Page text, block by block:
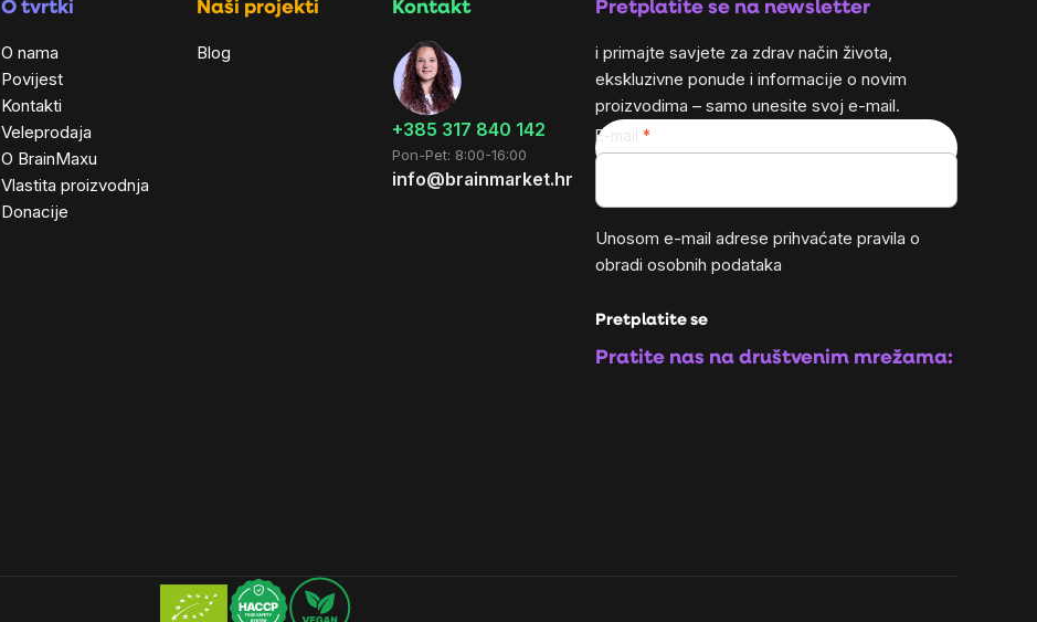
O tvrtki
O nama
Povijest
Kontakti
Veleprodaja
O BrainMaxu
Vlastita proizvodnja
Donacije
Naši projekti
Blog
Kontakt
+385 317 840 142
Pon-Pet: 8:00-16:00
info@brainmarket.hr
Pretplatite se na newsletter
i primajte savjete za zdrav način života,
ekskluzivne ponude i informacije o novim
proizvodima – samo unesite svoj e-mail.
E-mail
Unosom e-mail adrese prihvaćate pravila o
obradi osobnih podataka
Pretplatite se
Pratite nas na društvenim mrežama: